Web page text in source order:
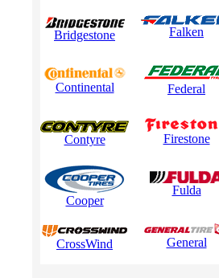
Bridgestone
Continental
Contyre
Cooper
CrossWind
Falken
Federal
Firestone
Fulda
General